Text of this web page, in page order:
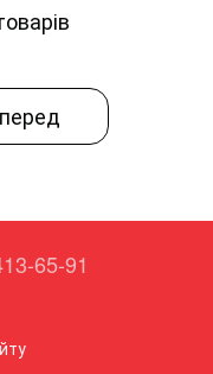
65-91